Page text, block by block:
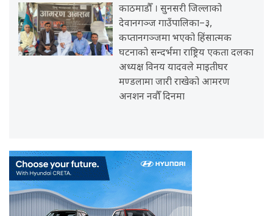
काठमाडौँ । सुनसरी जिल्लाको
देवानगञ्ज गाउँपालिका–३,
कप्तानगञ्जमा भएको हिंसात्मक
घटनाको सन्दर्भमा राष्ट्रिय एकता दलका
अध्यक्ष विनय यादवले माइतीघर
मण्डलामा जारी राखेको आमरण
अनशन नवौँ दिनमा